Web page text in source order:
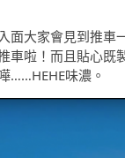
面大家會見到推車
車啦！而且貼心既
……HEHE味濃。